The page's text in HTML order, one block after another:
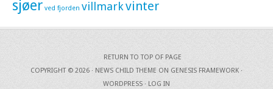
sjøer ved fjorden villmarkvinter
RETURN TO TOP OF PAGE
COPYRIGHT © 2026 · NEWS CHILD THEME ON GENESIS FRAMEWORK ·
WORDPRESS · LOG IN